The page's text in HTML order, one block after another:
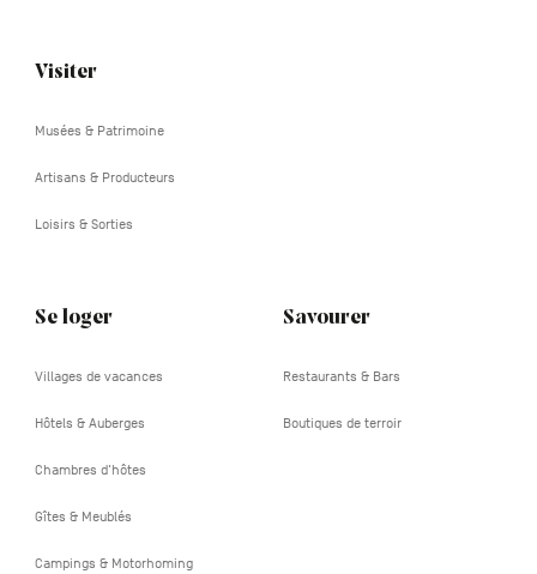
Navigation
Visiter
Musées & Patrimoine
Artisans & Producteurs
Loisirs & Sorties
Se loger
Villages de vacances
Hôtels & Auberges
Chambres d'hôtes
Gîtes & Meublés
Campings & Motorhoming
Savourer
Restaurants & Bars
Boutiques de terroir